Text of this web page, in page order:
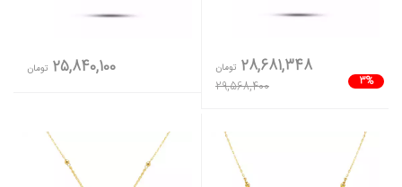
3%
28,681,348 تومان
29,568,400
25,840,100 تومان